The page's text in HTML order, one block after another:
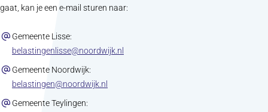
gaat, kan je een e-mail sturen naar:
Gemeente Lisse:
belastingenlisse@noordwijk.nl
Gemeente Noordwijk:
belastingen@noordwijk.nl
Gemeente Teylingen: